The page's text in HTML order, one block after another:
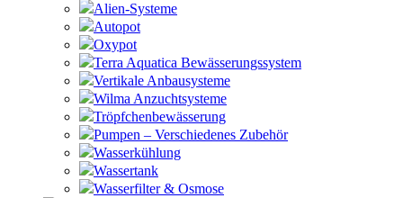
Alien-Systeme
Autopot
Oxypot
Terra Aquatica Bewässerungssystem
Vertikale Anbausysteme
Wilma Anzuchtsysteme
Tröpfchenbewässerung
Pumpen – Verschiedenes Zubehör
Wasserkühlung
Wassertank
Wasserfilter & Osmose